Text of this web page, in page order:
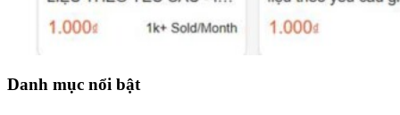
Danh mục nổi bật